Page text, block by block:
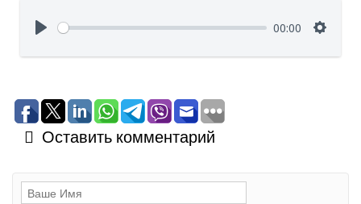
00:00
Оставить комментарий